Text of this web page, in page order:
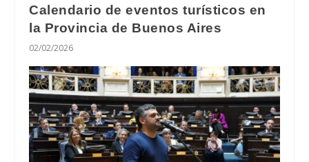
Calendario de eventos turísticos en
la Provincia de Buenos Aires
02/02/2026